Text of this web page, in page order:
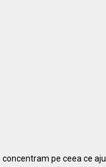
pe ceea ce